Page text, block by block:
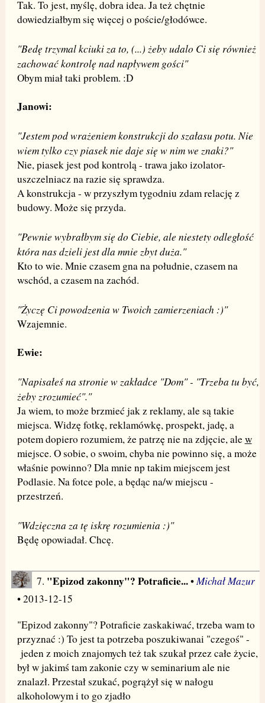
Tak. To jest, myślę, dobra idea. Ja też chętnie
dowiedziałbym się więcej o poście/głodówce.
"Bedę trzymal kciuki za to, (...) żeby udalo Ci się również
zachować kontrolę nad napływem gości"
Obym miał taki problem. :D
Janowi:
"Jestem pod wrażeniem konstrukcji do szałasu potu. Nie
wiem tylko czy piasek nie daje się w nim we znaki?"
Nie, piasek jest pod kontrolą - trawa jako izolator-
uszczelniacz na razie się sprawdza.
A konstrukcja - w przyszłym tygodniu zdam relację z
budowy. Może się przyda.
"Pewnie wybrałbym się do Ciebie, ale niestety odległość
która nas dzieli jest dla mnie zbyt duża."
Kto to wie. Mnie czasem gna na południe, czasem na
wschód, a czasem na zachód.
"Życzę Ci powodzenia w Twoich zamierzeniach :)"
Wzajemnie.
Ewie:
"Napisałeś na stronie w zakładce "Dom" - "Trzeba tu być,
żeby zrozumieć"."
Ja wiem, to może brzmieć jak z reklamy, ale są takie
miejsca. Widzę fotkę, reklamówkę, prospekt, jadę, a
potem dopiero rozumiem, że patrzę nie na zdjęcie, alew
miejsce. O sobie, o swoim, chyba nie powinno się, a może
właśnie powinno? Dla mnie np takim miejscem jest
Podlasie. Na fotce pole, a będąc na/w miejscu -
przestrzeń.
"Wdzięczna za tę iskrę rozumienia :)"
Będę opowiadał. Chcę.
7. "Epizod zakonny"? Potraficie...• Michał Mazur
• 2013-12-15
"Epizod zakonny"? Potraficie zaskakiwać, trzeba wam to
przyznać :) To jest ta potrzeba poszukiwanai "czegoś" -
jeden z moich znajomych też tak szukał przez całe życie,
był w jakimś tam zakonie czy w seminarium ale nie
znalazł. Przestał szukać, pogrążył się w nałogu
alkoholowym i to go zjadło